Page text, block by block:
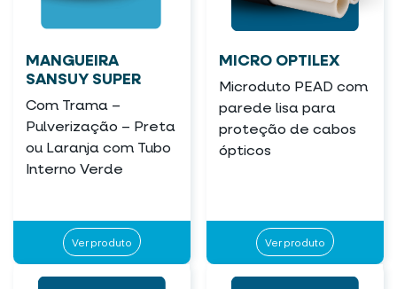
MANGUEIRA
SANSUY SUPER
Com Trama –
Pulverização – Preta
ou Laranja com Tubo
Interno Verde
Ver produto
MICRO OPTILEX
Microduto PEAD com
parede lisa para
proteção de cabos
ópticos
Ver produto